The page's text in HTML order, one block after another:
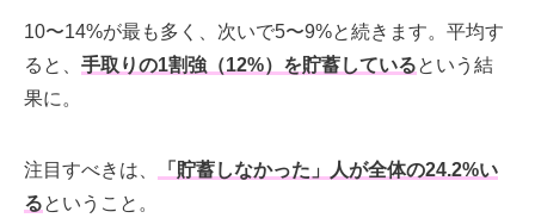
10〜14%が最も多く、次いで5〜9%と続きます。平均す
ると、 手取りの1割強（12%）を貯蓄しているという結
果に。
注目すべきは、
「貯蓄しなかった」人が全体の24.2%い
るということ。